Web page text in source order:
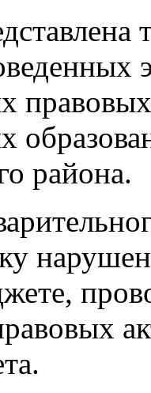
района.